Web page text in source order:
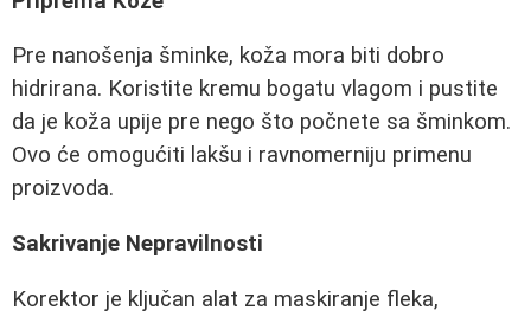
Pre nanošenja šminke, koža mora biti dobro
hidrirana. Koristite kremu bogatu vlagom i pustite
da je koža upije pre nego što počnete sa šminkom.
Ovo će omogućiti lakšu i ravnomerniju primenu
proizvoda.
Sakrivanje Nepravilnosti
Korektor je ključan alat za maskiranje fleka,